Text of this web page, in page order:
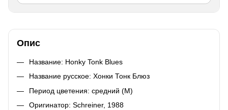
Опис
Название: Honky Tonk Blues
Название русское: Хонки Тонк Блюз
Период цветения: средний (M)
Оригинатор: Schreiner, 1988